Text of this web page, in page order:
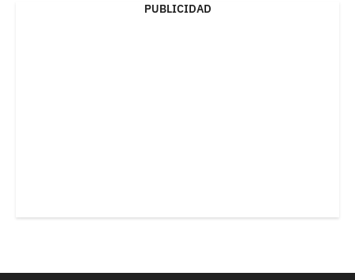
PUBLICIDAD